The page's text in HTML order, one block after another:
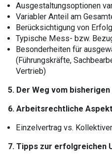
Ausgestaltungsoptionen
Variabler Anteil am
Berücksichtigung von
Typische Mess- bzw.
Besonderheiten für
(Führungskräfte,
Vertrieb)
5. Der Weg vom
6. Arbeitsrechtliche
Einzelvertrag vs.
7. Tipps zur erfolgreichen